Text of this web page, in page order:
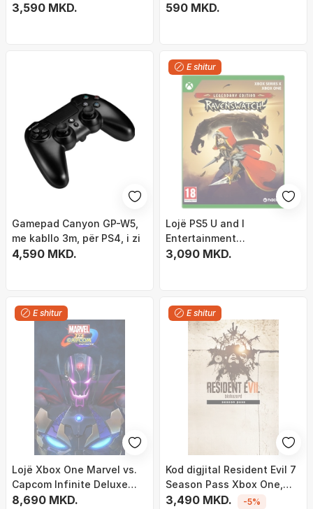
Prince, aksion strategji, për
3,590 MKD.
Xbox One
590 MKD.
Gamepad Canyon GP-W5,
me kabllo 3m, për PS4, i zi
4,590 MKD.
E shitur
Lojë PS5 U and I
Entertainment
Ravenswatch, aksion
3,090 MKD.
E shitur
Lojë Xbox One Marvel vs.
Capcom Infinite Deluxe
Edition, version digjital
8,690 MKD.
E shitur
Kod digjital Resident Evil 7
Season Pass Xbox One,
DLC, version digjital
3,490 MKD. -5%